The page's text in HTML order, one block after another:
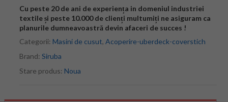
Cu peste 20 de ani de experiența in domeniul industriei
textile și peste 10.000 de clienți multumiți ne asiguram ca
planurile dumneavoastră devin afaceri de succes !
Categorii: Masini de cusut, Acoperire-uberdeck-coverstich
Brand: Siruba
Stare produs: Noua